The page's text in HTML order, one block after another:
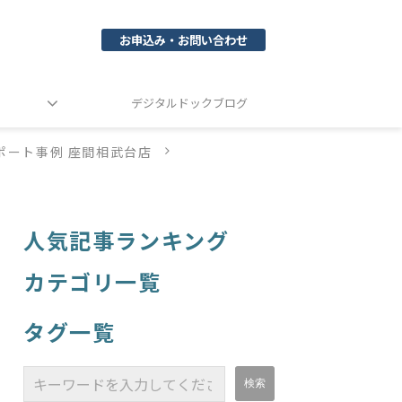
お申込み・お問い合わせ
デジタルドックブログ
ート事例 座間相武台店
人気記事ランキング
カテゴリ一覧
タグ一覧